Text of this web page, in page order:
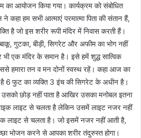
का आयोजन किया गया। कार्यक्रम को संबोधित
ने कहा हम सभी आत्माएं परमात्मा पिता की संतान हैं,
है जो इस शरीर रूपी मंदिर में निवास करती हैं।
गुटका, बीड़ी, सिगरेट और अफीम का भोग नहीं
भी एक मंदिर के समान है। इसे हमें शुद्ध सात्विक
हमारा तन व मन दोनों स्वस्थ रहें। कहा आज का
है 6 फुट का व्यक्ति 3 इंच की सिगरेट के अधीन है।
छोड़ नहीं पाता है आखिर उसका मनोबल इतना
लाइट से चलता है लेकिन उसमें लाइट नजर नहीं
लाइट से चलता है। जो इसमें नजर नहीं आती है,
भोजन करने से आपका शरीर तंदुरुस्त होगा।